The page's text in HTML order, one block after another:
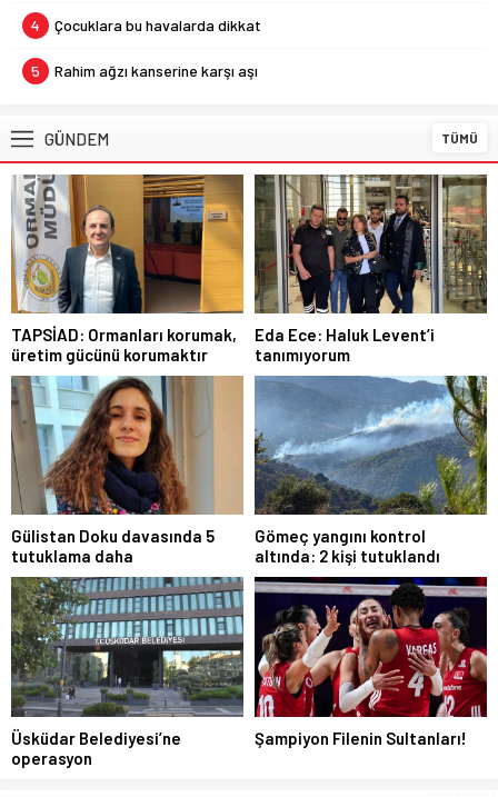
4 Çocuklara bu havalarda dikkat
5 Rahim ağzı kanserine karşı aşı
GÜNDEM TÜMÜ
TAPSİAD: Ormanları korumak,
üretim gücünü korumaktır
Eda Ece: Haluk Levent’i
tanımıyorum
Gülistan Doku davasında 5
tutuklama daha
Gömeç yangını kontrol
altında: 2 kişi tutuklandı
Üsküdar Belediyesi’ne
operasyon
Şampiyon Filenin Sultanları!